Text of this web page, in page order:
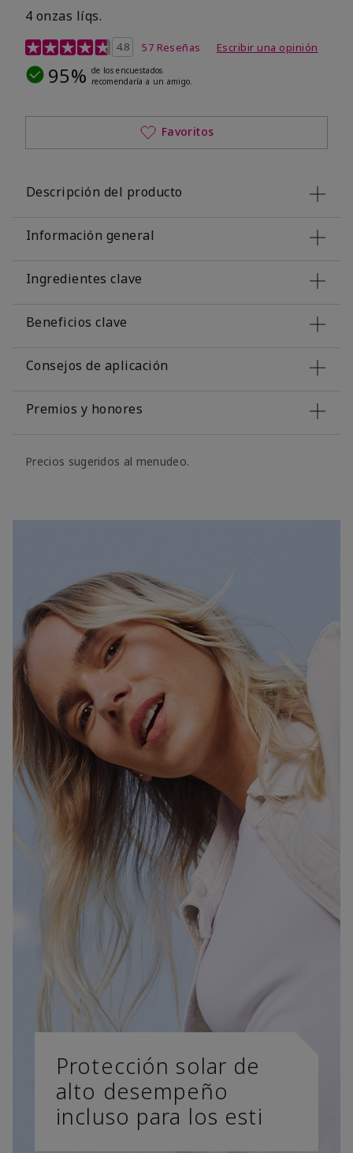
4 onzas líqs.
Calificación de clientes de 4,2 de 5
4.8 57 Reseñas Escribir una opinión
95% de los encuestados
recomendaría a un amigo.
Favoritos
Descripción del producto
Información general
Ingredientes clave
Beneficios clave
Consejos de aplicación
Premios y honores
Precios sugeridos al menudeo.
Protección solar de
alto desempeño
incluso para los esti